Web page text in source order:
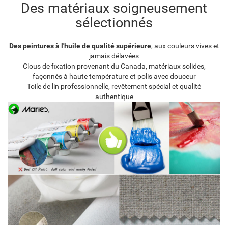
Des matériaux soigneusement
sélectionnés
Des peintures à l'huile de qualité supérieure, aux couleurs vives et
jamais délavées
Clous de fixation provenant du Canada, matériaux solides,
façonnés à haute température et polis avec douceur
Toile de lin professionnelle, revêtement spécial et qualité
authentique